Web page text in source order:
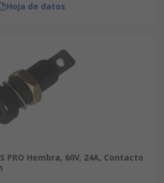
Hoja de datos
PRO Hembra, 60V, 24A, Contacto